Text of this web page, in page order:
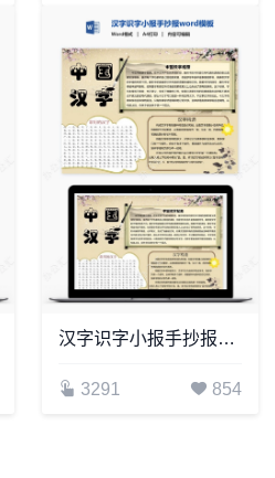
汉字识字小报手抄报word模板(25)
3291 854